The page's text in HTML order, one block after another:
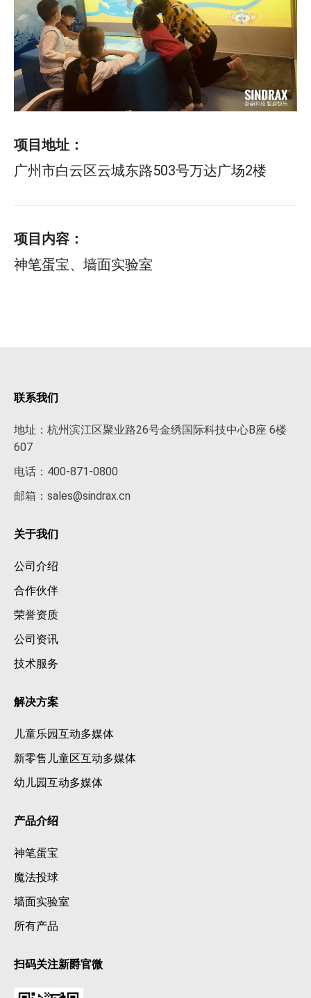
项目地址：
广州市白云区云城东路503号万达广场2楼
项目内容：
神笔蛋宝、墙面实验室
联系我们
地址：杭州滨江区聚业路26号金绣国际科技中心B座 6楼
607
电话：400-871-0800
邮箱：sales@sindrax.cn
关于我们
公司介绍
合作伙伴
荣誉资质
公司资讯
技术服务
解决方案
儿童乐园互动多媒体
新零售儿童区互动多媒体
幼儿园互动多媒体
产品介绍
神笔蛋宝
魔法投球
墙面实验室
所有产品
扫码关注新爵官微